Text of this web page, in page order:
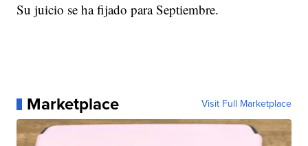
Su juicio se ha fijado para Septiembre.
Marketplace Visit Full Marketplace